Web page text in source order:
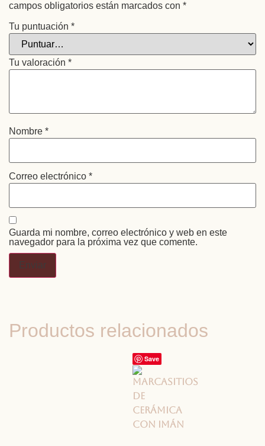
campos obligatorios están marcados con *
Tu puntuación *
Tu valoración *
Nombre *
Correo electrónico *
Guarda mi nombre, correo electrónico y web en este
navegador para la próxima vez que comente.
Productos relacionados
Save